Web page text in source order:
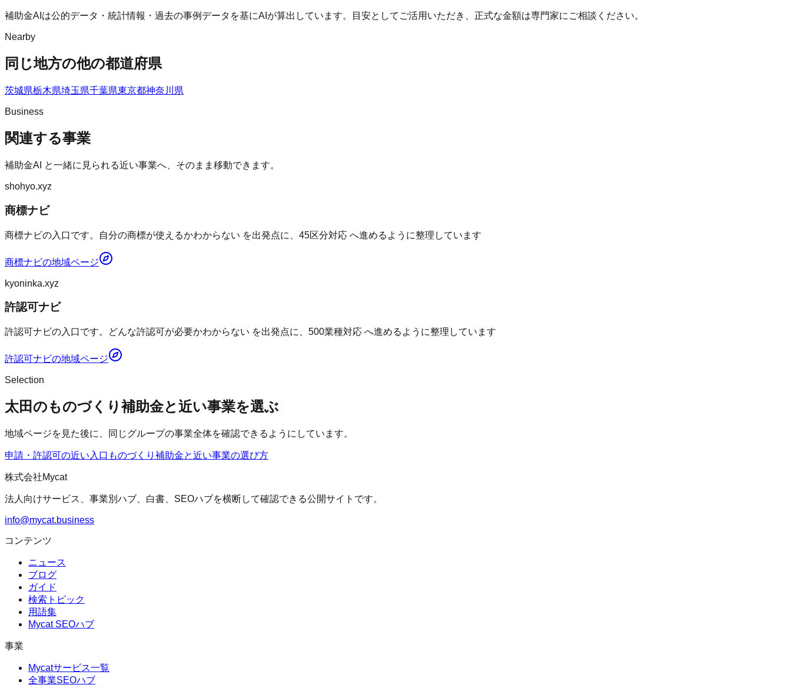
補助金AIは公的データ・統計情報・過去の事例データを基にAIが算出しています。目安としてご活用いただき、正式な金額は専門家にご相談ください。
Nearby
同じ地方の他の都道府県
茨城県栃木県埼玉県千葉県東京都神奈川県
Business
関連する事業
補助金AI と一緒に見られる近い事業へ、そのまま移動できます。
shohyo.xyz
商標ナビ
商標ナビの入口です。自分の商標が使えるかわからない を出発点に、45区分対応 へ進めるように整理しています
商標ナビの地域ページ
kyoninka.xyz
許認可ナビ
許認可ナビの入口です。どんな許認可が必要かわからない を出発点に、500業種対応 へ進めるように整理しています
許認可ナビの地域ページ
Selection
太田のものづくり補助金と近い事業を選ぶ
地域ページを見た後に、同じグループの事業全体を確認できるようにしています。
申請・許認可の近い入口 ものづくり補助金と近い事業の選び方
株式会社Mycat
法人向けサービス、事業別ハブ、白書、SEOハブを横断して確認できる公開サイトです。
info@mycat.business
コンテンツ
ニュース
ブログ
ガイド
検索トピック
用語集
Mycat SEOハブ
事業
Mycatサービス一覧
全事業SEOハブ